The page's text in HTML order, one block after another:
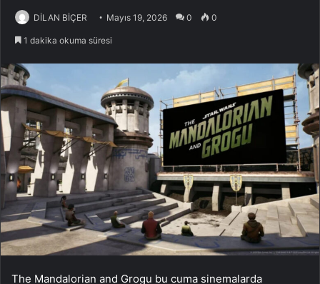
DİLAN BİÇER Mayıs 19, 2026 0 0
1 dakika okuma süresi
The Mandalorian and Grogu bu cuma sinemalarda